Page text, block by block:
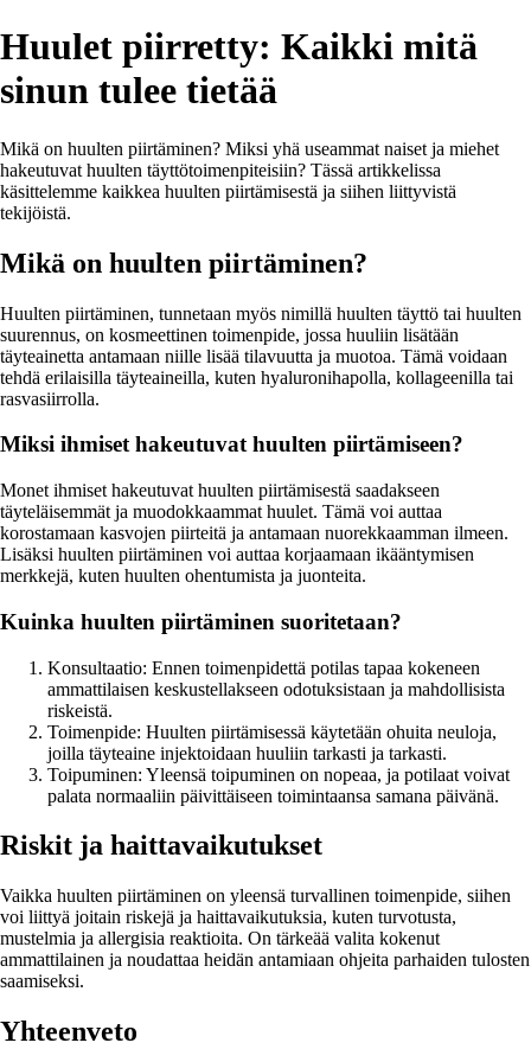
Huulet piirretty: Kaikki mitä
sinun tulee tietää
Mikä on huulten piirtäminen? Miksi yhä useammat naiset ja miehet
hakeutuvat huulten täyttötoimenpiteisiin? Tässä artikkelissa
käsittelemme kaikkea huulten piirtämisestä ja siihen liittyvistä
tekijöistä.
Mikä on huulten piirtäminen?
Huulten piirtäminen, tunnetaan myös nimillä huulten täyttö tai huulten
suurennus, on kosmeettinen toimenpide, jossa huuliin lisätään
täyteainetta antamaan niille lisää tilavuutta ja muotoa. Tämä voidaan
tehdä erilaisilla täyteaineilla, kuten hyaluronihapolla, kollageenilla tai
rasvasiirrolla.
Miksi ihmiset hakeutuvat huulten piirtämiseen?
Monet ihmiset hakeutuvat huulten piirtämisestä saadakseen
täyteläisemmät ja muodokkaammat huulet. Tämä voi auttaa
korostamaan kasvojen piirteitä ja antamaan nuorekkaamman ilmeen.
Lisäksi huulten piirtäminen voi auttaa korjaamaan ikääntymisen
merkkejä, kuten huulten ohentumista ja juonteita.
Kuinka huulten piirtäminen suoritetaan?
Konsultaatio: Ennen toimenpidettä potilas tapaa kokeneen
ammattilaisen keskustellakseen odotuksistaan ja mahdollisista
riskeistä.
Toimenpide: Huulten piirtämisessä käytetään ohuita neuloja,
joilla täyteaine injektoidaan huuliin tarkasti ja tarkasti.
Toipuminen: Yleensä toipuminen on nopeaa, ja potilaat voivat
palata normaaliin päivittäiseen toimintaansa samana päivänä.
Riskit ja haittavaikutukset
Vaikka huulten piirtäminen on yleensä turvallinen toimenpide, siihen
voi liittyä joitain riskejä ja haittavaikutuksia, kuten turvotusta,
mustelmia ja allergisia reaktioita. On tärkeää valita kokenut
ammattilainen ja noudattaa heidän antamiaan ohjeita parhaiden tulosten
saamiseksi.
Yhteenveto